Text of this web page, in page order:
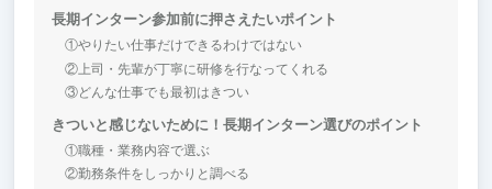
長期インターン参加前に押さえたいポイント
①やりたい仕事だけできるわけではない
②上司・先輩が丁寧に研修を行なってくれる
③どんな仕事でも最初はきつい
きついと感じないために！長期インターン選びのポイント
①職種・業務内容で選ぶ
②勤務条件をしっかりと調べる